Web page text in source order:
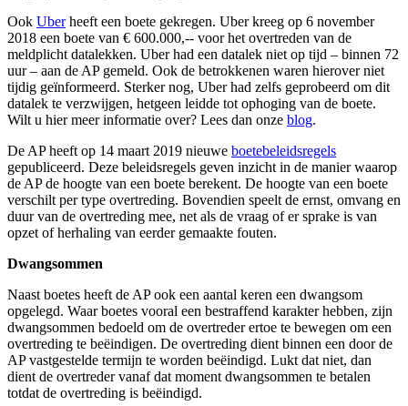
Ook Uberheeft een boete gekregen. Uber kreeg op 6 november
2018 een boete van € 600.000,-- voor het overtreden van de
meldplicht datalekken. Uber had een datalek niet op tijd – binnen 72
uur – aan de AP gemeld. Ook de betrokkenen waren hierover niet
tijdig geïnformeerd. Sterker nog, Uber had zelfs geprobeerd om dit
datalek te verzwijgen, hetgeen leidde tot ophoging van de boete.
Wilt u hier meer informatie over? Lees dan onze blog.
De AP heeft op 14 maart 2019 nieuwe boetebeleidsregels
gepubliceerd. Deze beleidsregels geven inzicht in de manier waarop
de AP de hoogte van een boete berekent. De hoogte van een boete
verschilt per type overtreding. Bovendien speelt de ernst, omvang en
duur van de overtreding mee, net als de vraag of er sprake is van
opzet of herhaling van eerder gemaakte fouten.
Dwangsommen
Naast boetes heeft de AP ook een aantal keren een dwangsom
opgelegd. Waar boetes vooral een bestraffend karakter hebben, zijn
dwangsommen bedoeld om de overtreder ertoe te bewegen om een
overtreding te beëindigen. De overtreding dient binnen een door de
AP vastgestelde termijn te worden beëindigd. Lukt dat niet, dan
dient de overtreder vanaf dat moment dwangsommen te betalen
totdat de overtreding is beëindigd.